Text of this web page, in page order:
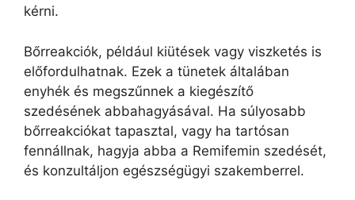
kérni.
Bőrreakciók, például kiütések vagy viszketés is
előfordulhatnak. Ezek a tünetek általában
enyhék és megszűnnek a kiegészítő
szedésének abbahagyásával. Ha súlyosabb
bőrreakciókat tapasztal, vagy ha tartósan
fennállnak, hagyja abba a Remifemin szedését,
és konzultáljon egészségügyi szakemberrel.